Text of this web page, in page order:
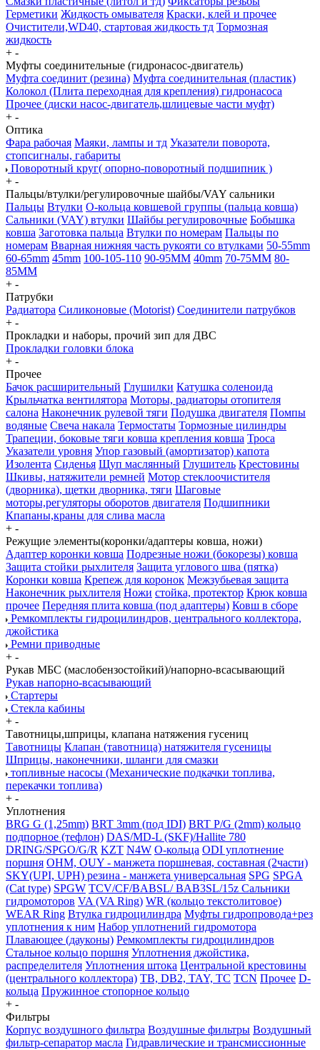
Герметики Жидкость омывателя Краски, клей и прочее
Очистители,WD40, стартовая жидкость тд Тормозная
жидкость
+ -
Муфты соединительные (гидронасос-двигатель)
Муфта соединит (резина) Муфта соединительная (пластик)
Колокол (Плита переходная для крепления) гидронасоса
Прочее (диски насос-двигатель,шлицевые части муфт)
+ -
Оптика
Фара рабочая Маяки, лампы и тд Указатели поворота,
стопсигналы, габариты
Поворотный круг( опорно-поворотный подшипник )
+ -
Пальцы/втулки/регулировочные шайбы/VAY сальники
Пальцы Втулки О-кольца ковшевой группы (пальца ковша)
Сальники (VAY) втулки Шайбы регулировочные Бобышка
ковша Заготовка пальца Втулки по номерам Пальцы по
номерам Вварная нижняя часть рукояти со втулками 50-55mm
60-65mm 45mm 100-105-110 90-95MM 40mm 70-75MM 80-
85MM
+ -
Патрубки
Радиатора Силиконовые (Motorist) Соединители патрубков
+ -
Прокладки и наборы, прочий зип для ДВС
Прокладки головки блока
+ -
Прочее
Бачок расширительный Глушилки Катушка соленоида
Крыльчатка вентилятора Моторы, радиаторы отопителя
салона Наконечник рулевой тяги Подушка двигателя Помпы
водяные Свеча накала Термостаты Тормозные цилиндры
Трапеции, боковые тяги ковша крепления ковша Троса
Указатели уровня Упор газовый (амортизатор) капота
Изолента Сиденья Щуп маслянный Глушитель Крестовины
Шкивы, натяжители ремней Мотор стеклоочистителя
(дворника), щетки дворника, тяги Шаговые
моторы,регуляторы оборотов двигателя Подшипники
Кпапаны,краны для слива масла
+ -
Режущие элементы(коронки/адаптеры ковша, ножи)
Адаптер коронки ковша Подрезные ножи (бокорезы) ковша
Защита стойки рыхлителя Защита углового шва (пятка)
Коронки ковша Крепеж для коронок Межзубьевая защита
Наконечник рыхлителя Ножи стойка, протектор Крюк ковша
прочее Передняя плита ковша (под адаптеры) Ковш в сборе
Ремкомплекты гидроцилиндров, центрального коллектора,
джойстика
Ремни приводные
+ -
Рукав МБС (маслобензостойкий)/напорно-всасывающий
Рукав напорно-всасывающий
Стартеры
Стекла кабины
+ -
Тавотницы,шприцы, клапана натяжения гусениц
Тавотницы Клапан (тавотница) натяжителя гусеницы
Шприцы, наконечники, шланги для смазки
топливные насосы (Механические подкачки топлива,
перекачки топлива)
+ -
Уплотнения
BRG G (1,25mm) BRT 3mm (под IDI) BRT P/G (2mm) кольцо
подпорное (тефлон) DAS/MD-L (SKF)/Hallite 780
DRING/SPGO/G/R KZT N4W O-кольца ODI уплотнение
поршня OHM, OUY - манжета поршневая, составная (2части)
SKY(UPI, UPH) резина - манжета универсальная SPG SPGA
(Cat type) SPGW TCV/CF/BABSL/ BAB3SL/15z Сальники
гидромоторов VA (VA Ring) WR (кольцо текстолитовое)
WEAR Ring Втулка гидроцилиндра Муфты гидропровода+рез
уплотнения к ним Набор уплотнений гидромотора
Плавающее (дауконы) Ремкомплекты гидроцилиндров
Стальное кольцо поршня Уплотнения джойстика,
распределителя Уплотнения штока Центральной крестовины
(центрального коллектора) TB, DB2, TAY, TC TCN Прочее D-
кольца Пружинное стопорное кольцо
+ -
Фильтры
Корпус воздушного фильтра Воздушные фильтры Воздушный
фильтр-сепаратор масла Гидравлические и трансмиссионные